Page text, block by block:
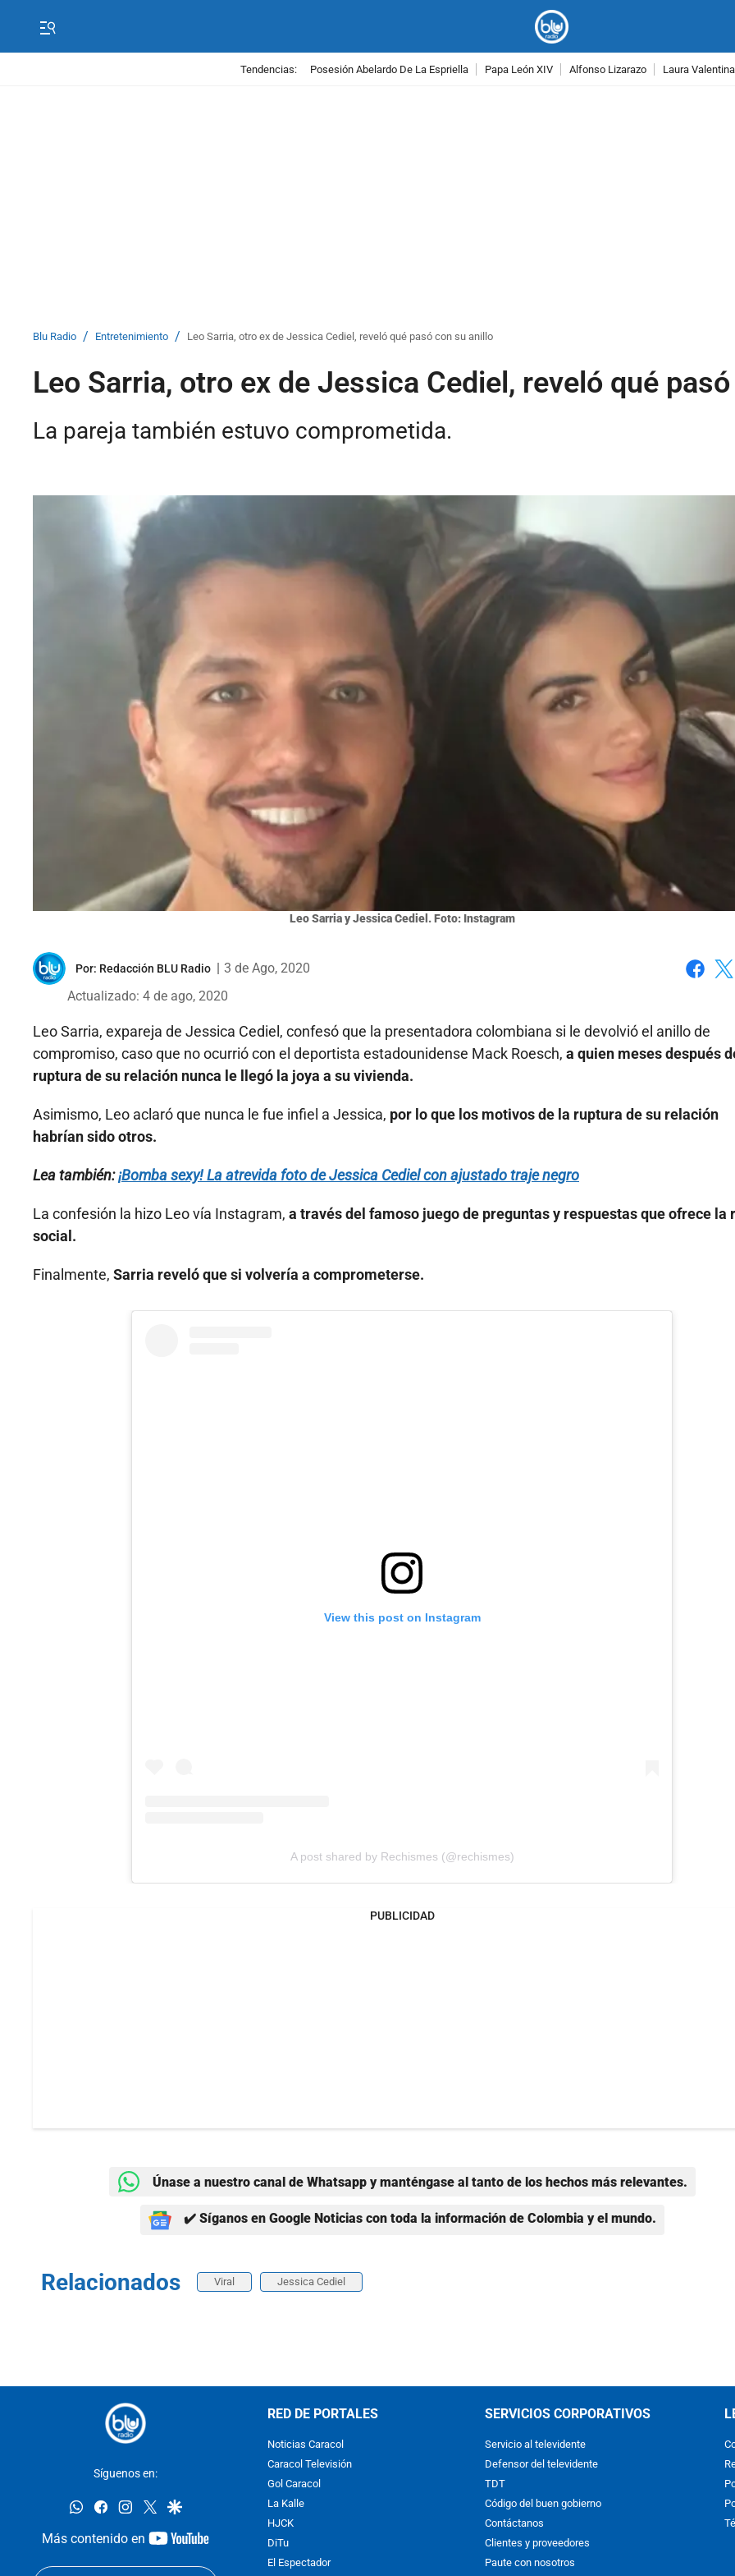
Tendencias: Posesión Abelardo De La Espriella Papa León XIV Alfonso Lizarazo Laura
Blu Radio / Entretenimiento / Leo Sarria, otro ex de Jessica Cediel, reveló qué pasó con su anillo
Leo Sarria, otro ex de Jessica Cediel, reveló qué
La pareja también estuvo comprometida.
Leo Sarria y Jessica Cediel. Foto: Instagram
Por: Redacción BLU Radio
3 de Ago, 2020
Actualizado: 4 de ago, 2020
Leo Sarria, expareja de Jessica Cediel, confesó que la presentadora colombiana si le devolvió el anillo de
compromiso, caso que no ocurrió con el deportista estadounidense Mack Roesch, a quien meses después
ruptura de su relación nunca le llegó la joya a su vivienda.
Asimismo, Leo aclaró que nunca le fue infiel a Jessica, por lo que los motivos de la ruptura de su relación
habrían sido otros.
Lea también:¡Bomba sexy! La atrevida foto de Jessica Cediel con ajustado traje negro
La confesión la hizo Leo vía Instagram, a través del famoso juego de preguntas y respuestas que ofrece la
social.
Finalmente, Sarria reveló que si volvería a comprometerse.
View this post on Instagram
A post shared by Rechismes (@rechismes)
PUBLICIDAD
Únase a nuestro canal de Whatsapp y manténgase al tanto de los hechos más relevantes.
✔️ Síganos en Google Noticias con toda la información de Colombia y el mundo.
Relacionados Viral Jessica Cediel
Síguenos en:
whatsappfacebookinstagram
twittergoogle
Más contenido en
youtube-
RED DE PORTALES
Noticias Caracol
Caracol Televisión
Gol Caracol
La Kalle
HJCK
DiTu
El Espectador
SERVICIOS CORPORATIVOS
Servicio al televidente
Defensor del televidente
TDT
Código del buen gobierno
Contáctanos
Clientes y proveedores
Paute con nosotros